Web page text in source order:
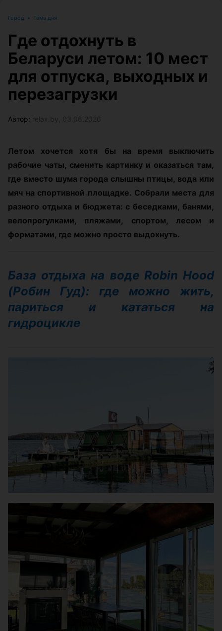
Город • Тема дня
Где отдохнуть в
Беларуси летом: 10 мест
для отпуска, выходных и
перезагрузки
Автор:
Летом хочется хотя бы на время выключить
рабочие чаты, сменить картинку и оказаться там,
где вместо шума города слышны птицы, вода или
мяч на спортивной площадке. Собрали места для
разного отдыха и бюджета: с беседками, банями,
велопрогулками, пляжами, спортом, лесом и
форматами, где можно просто выдохнуть.
База отдыха на воде Robin Hood
(Робин Гуд): где можно жить,
париться и кататься на
гидроцикле